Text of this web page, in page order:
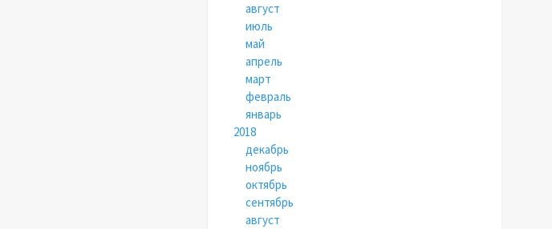
август
июль
май
апрель
март
февраль
январь
2018
декабрь
ноябрь
октябрь
сентябрь
август